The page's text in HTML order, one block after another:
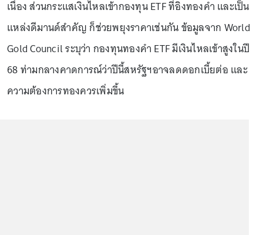
เนื่อง ส่วนกระแสเงินไหลเข้ากองทุน ETF ที่อิงทองคำ และเป็น
แหล่งดีมานด์สำคัญ ก็ช่วยพยุงราคาเช่นกัน ข้อมูลจาก World
Gold Council ระบุว่า กองทุนทองคำ ETF มีเงินไหลเข้าสูงในปี
68 ท่ามกลางคาดการณ์ว่าปีนี้สหรัฐฯอาจลดดอกเบี้ยต่อ และ
ความต้องการทองควรเพิ่มขึ้น